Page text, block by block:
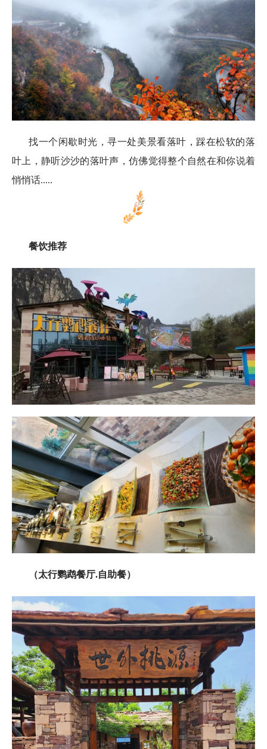
找一个闲歇时光，寻一处美景看落叶，踩在松软的落
叶上，静听沙沙的落叶声，仿佛觉得整个自然在和你说着
悄悄话.....
餐饮推荐
（太行鹦鹉餐厅.自助餐）